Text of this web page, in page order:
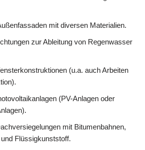
mit diversen Materialien.
zur Ableitung von Regenwasser
(u.a. auch Arbeiten
(PV-Anlagen oder
mit Bitumenbahnen,
Flüssigkunststoff.